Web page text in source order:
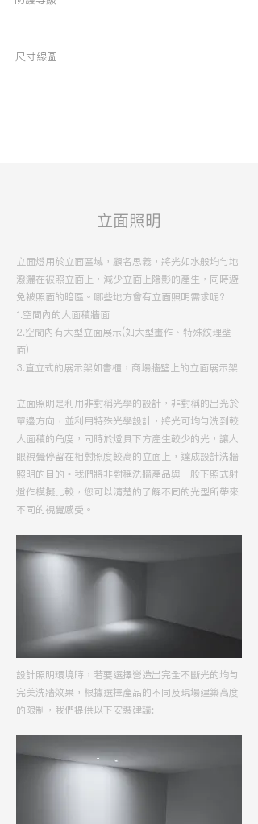
尺寸線圖
立面照明
立面燈用於立面區域，顧名思義，將光如水般均勻地
潑灑在被照立面上，減少立面上陰影的產生，同時避
免被照面的暗區。哪些地方會有立面照明需求呢?
1.空間內的大面積牆面
2.空間內有大型立面展示(如大型畫作、特殊紋理壁
面)
3.直立式的展示架如書櫃，商場牆壁上的立面展示架
立面照明是利用非對稱光學的設計，非對稱的出光於
單邊方向，並利用特殊光學設計，將光可均勻洗到較
大面積的角度，同時於燈具下方產生較少的光，讓人
眼視覺停留在相對照度較高的立面上，達成設計洗牆
照明的目的。我們將非對稱洗牆產品與一般下照式射
燈作模擬比較，您可以清楚的了解不同的光型所帶來
不同的視覺感受。
設計照明環境時，若要選擇營造出完全不斷光的均勻
完美洗牆效果，根據選擇產品的不同及現場建築高度
的限制，我們提供以下安裝建議: